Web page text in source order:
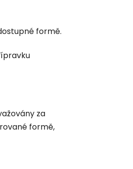
formě.
za
formě,